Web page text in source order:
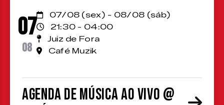
07
08
07/08 (sex) - 08/08 (sáb)
21:30 - 04:00
Juiz de Fora
Café Muzik
Agenda de Música ao Vivo @